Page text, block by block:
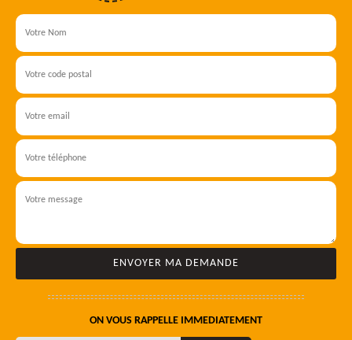
ON VOUS RAPPELLE IMMEDIATEMENT